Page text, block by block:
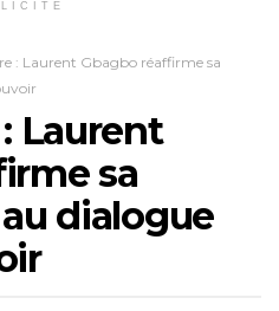
: Laurent Gbagbo réaffirme sa
Laurent
sa
dialogue